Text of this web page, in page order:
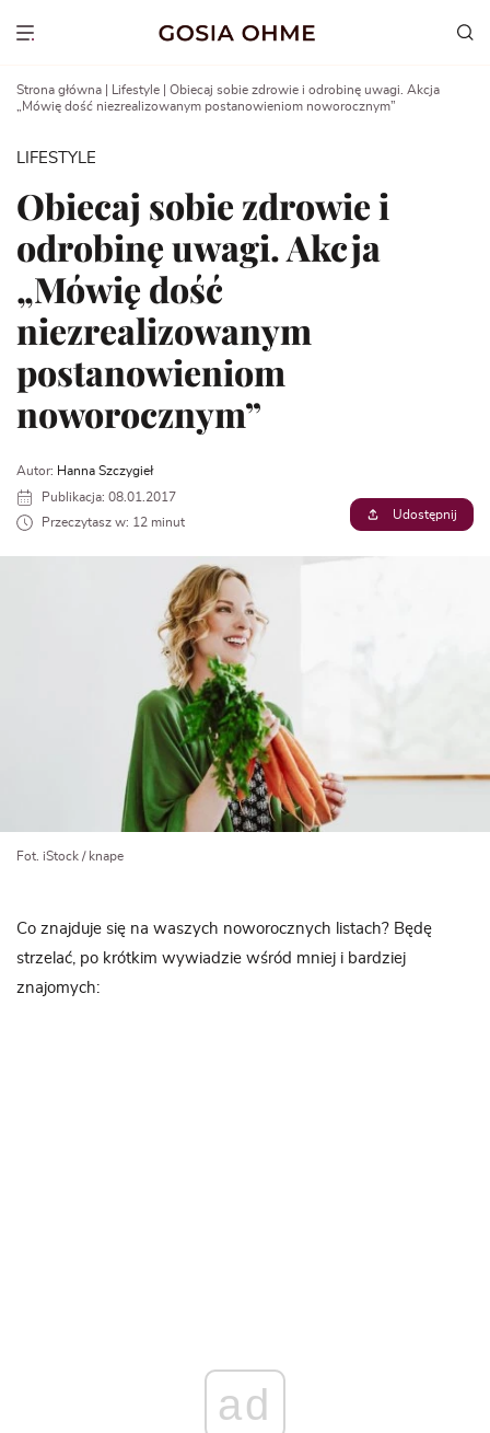
Show menu
Strona główna Lifestyle
Obiecaj sobie zdrowie i odrobinę uwagi. Akcja
„Mówię dość niezrealizowanym postanowieniom noworocznym”
LIFESTYLE
Obiecaj sobie zdrowie i
odrobinę uwagi. Akcja
„Mówię dość
niezrealizowanym
postanowieniom
noworocznym”
Autor: Hanna Szczygieł
Publikacja: 08.01.2017
Przeczytasz w: 12 minut
Udostępnij
Fot. iStock / knape
Co znajduje się na waszych noworocznych listach? Będę
strzelać, po krótkim wywiadzie wśród mniej i bardziej
znajomych:
ad